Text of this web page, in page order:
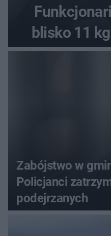
blisko 11
Zabójstwo w
Policjanci
podejrzanych